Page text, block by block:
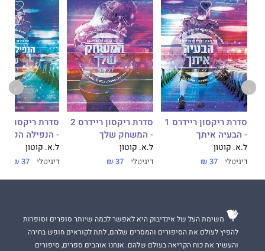
קיץ אחד בנפרד, ואז זה לנצח...
האם מערכת היחסים שלהם תשרוד את החיים שאחרי סיום
הלימודים, את המעבר לעיר חדשה, ויותר מהכול – האם היא תשרוד
את הפוטבול?
או שמא הבטחותיהם זה לזה הן לא יותר מאשר חלום שלעולם לא
יתגשם?
יעדים נצחיים הוא הספר הסוגר את סדרת תיכון ריקסון, ומכיל פרקי
המשך על כל אחד מגיבורי הסדרה האהובים עליכם.
סדרת ריקסון ריידרס 1
- הבעיה איתך
ל.א. קוטון
דיגיטלי 37 ₪
סדרת ריקסון ריידרס 2
- המשחק שלך
ל.א. קוטון
דיגיטלי 37 ₪
- הנפילה
ל.א. קוטון
דיגיטלי 37 ₪
משימת העל של אינדיבוק היא לאפשר לכמה שיותר סופרים וסופרות
להפיץ לעולם את הסיפורים והמסרים שלהם, לתת לקוראים חופש בחירה
והעשיר את כוח הקריאה בעולם שלהם. אנחנו אוהבים ספרים, סיפורים